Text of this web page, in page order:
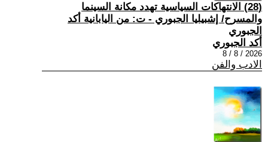
(28) الانتهاكات السياسية تهدد مكانة السينما
والمسرح/ إشبيليا الجبوري - ت: من اليابانية أكد
الجبوري
أكد الجبوري
2026 / 8 / 8
الادب والفن